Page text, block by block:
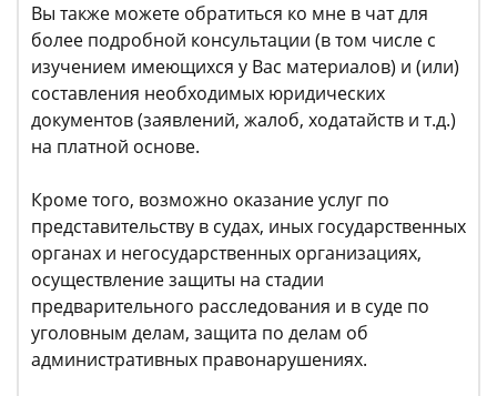
Вы также можете обратиться ко мне в чат для
более подробной консультации (в том числе с
изучением имеющихся у Вас материалов) и (или)
составления необходимых юридических
документов (заявлений, жалоб, ходатайств и т.д.)
на платной основе.
Кроме того, возможно оказание услуг по
представительству в судах, иных государственных
органах и негосударственных организациях,
осуществление защиты на стадии
предварительного расследования и в суде по
уголовным делам, защита по делам об
административных правонарушениях.